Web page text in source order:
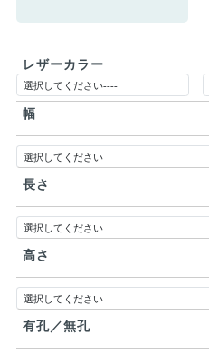
レザーカラー
幅
長さ
高さ
有孔／無孔